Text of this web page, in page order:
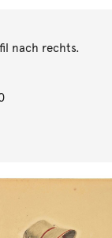
nach rechts.